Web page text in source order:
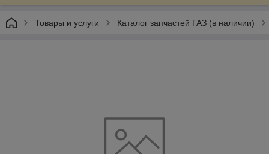
Товары и услуги Каталог запчастей ГАЗ (в наличии)